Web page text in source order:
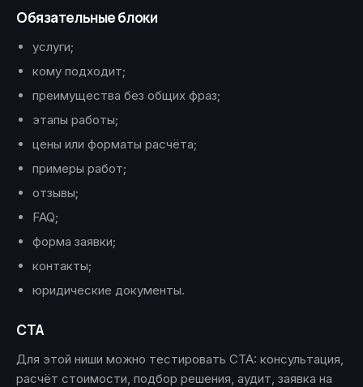
Обязательные блоки
услуги;
кому подходит;
преимущества без общих фраз;
этапы работы;
цены или форматы расчёта;
примеры работ;
отзывы;
FAQ;
форма заявки;
контакты;
юридические документы.
CTA
Для этой ниши можно тестировать CTA: консультация,
расчёт стоимости, подбор решения, аудит, заявка на